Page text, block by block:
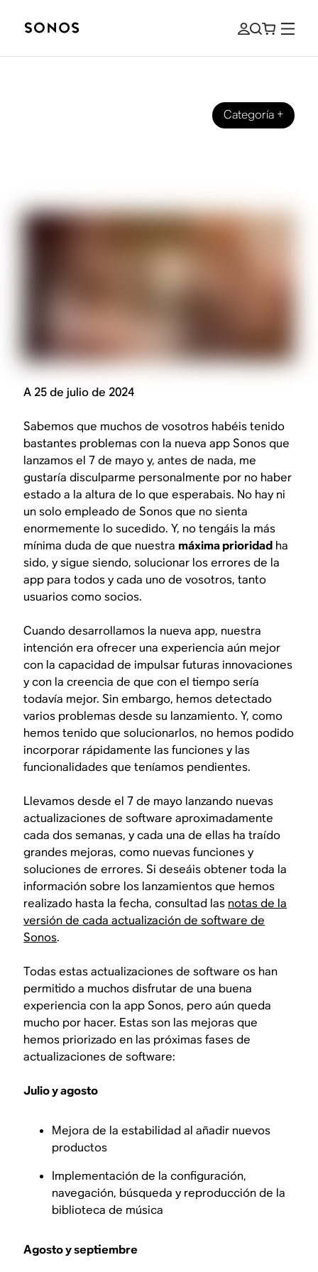
Categoría+
A 25 de julio de 2024
Sabemos que muchos de vosotros habéis tenido
bastantes problemas con la nueva app Sonos que
lanzamos el 7 de mayo y, antes de nada, me
gustaría disculparme personalmente por no haber
estado a la altura de lo que esperabais. No hay ni
un solo empleado de Sonos que no sienta
enormemente lo sucedido. Y, no tengáis la más
mínima duda de que nuestra máxima prioridad ha
sido, y sigue siendo, solucionar los errores de la
app para todos y cada uno de vosotros, tanto
usuarios como socios.
Cuando desarrollamos la nueva app, nuestra
intención era ofrecer una experiencia aún mejor
con la capacidad de impulsar futuras innovaciones
y con la creencia de que con el tiempo sería
todavía mejor. Sin embargo, hemos detectado
varios problemas desde su lanzamiento. Y, como
hemos tenido que solucionarlos, no hemos podido
incorporar rápidamente las funciones y las
funcionalidades que teníamos pendientes.
Llevamos desde el 7 de mayo lanzando nuevas
actualizaciones de software aproximadamente
cada dos semanas, y cada una de ellas ha traído
grandes mejoras, como nuevas funciones y
soluciones de errores. Si deseáis obtener toda la
información sobre los lanzamientos que hemos
realizado hasta la fecha, consultad las notas de la
versión de cada actualización de software de
Sonos.
Todas estas actualizaciones de software os han
permitido a muchos disfrutar de una buena
experiencia con la app Sonos, pero aún queda
mucho por hacer. Estas son las mejoras que
hemos priorizado en las próximas fases de
actualizaciones de software:
Julio y agosto
Mejora de la estabilidad al añadir nuevos
productos
Implementación de la configuración,
navegación, búsqueda y reproducción de la
biblioteca de música
Agosto y septiembre